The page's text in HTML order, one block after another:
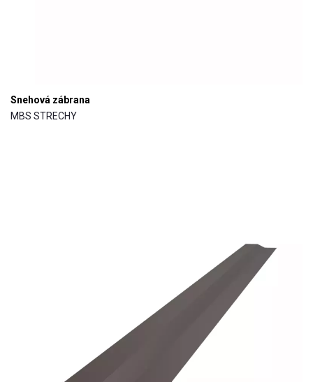
Snehová zábrana
MBS STRECHY